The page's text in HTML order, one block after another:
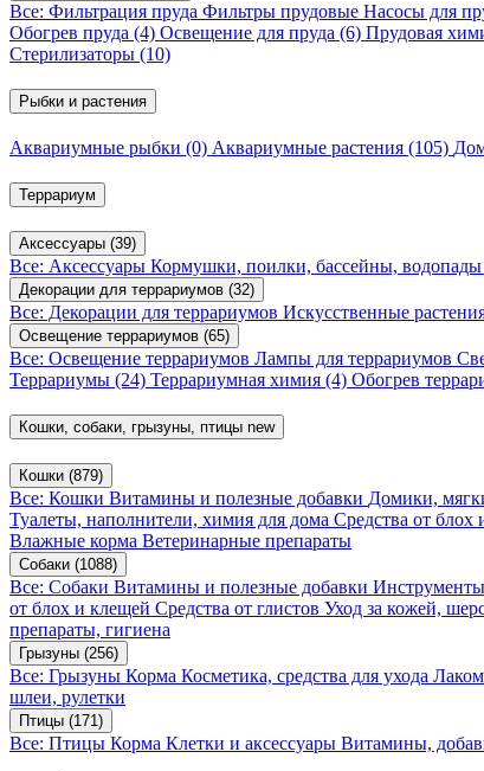
Все: Фильтрация пруда Фильтры прудовые Насосы для
Обогрев пруда (4) Освещение для пруда (6) Прудовая
Стерилизаторы (10)
Рыбки и растения
Аквариумные рыбки (0) Аквариумные растения (105)
Террариум
Аксессуары (39)
Все: Аксессуары Кормушки, поилки, бассейны, водопады
Декорации для террариумов (32)
Все: Декорации для террариумов Искусственные
Освещение террариумов (65)
Все: Освещение террариумов Лампы для террариумов
Террариумы (24) Террариумная химия (4) Обогрев
Кошки, собаки, грызуны, птицы new
Кошки (879)
Все: Кошки Витамины и полезные добавки Домики,
Туалеты, наполнители, химия для дома Средства от блох
Влажные корма Ветеринарные препараты
Собаки (1088)
Все: Собаки Витамины и полезные добавки Инструменты
от блох и клещей Средства от глистов Уход за кожей,
препараты, гигиена
Грызуны (256)
Все: Грызуны Корма Косметика, средства для ухода
шлеи, рулетки
Птицы (171)
Все: Птицы Корма Клетки и аксессуары Витамины,